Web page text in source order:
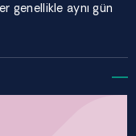
genellikle aynı gün